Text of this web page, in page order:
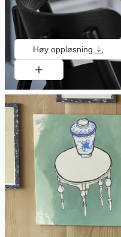
Høy oppløsning